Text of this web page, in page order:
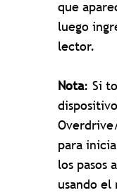
que
luego
lector.
Nota: Si
para
los pasos
usando